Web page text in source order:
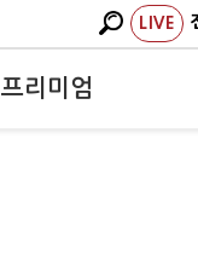
LIVE
프리미엄